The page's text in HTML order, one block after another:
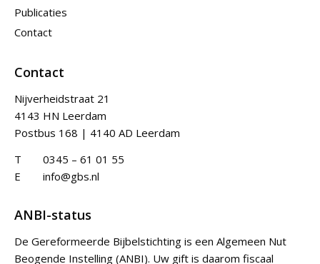
Publicaties
Contact
Contact
Nijverheidstraat 21
4143 HN Leerdam
Postbus 168 | 4140 AD Leerdam
T
0345 – 61 01 55
E
info@gbs.nl
ANBI-status
De Gereformeerde Bijbelstichting is een Algemeen Nut
Beogende Instelling (ANBI). Uw gift is daarom fiscaal